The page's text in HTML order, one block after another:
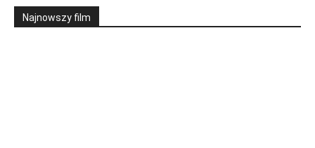
Najnowszy film